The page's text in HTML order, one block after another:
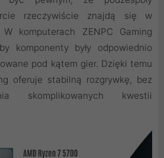
rzeczywiście znajdą się w
komputerach ZENPC Gaming
komponenty były odpowiednio
pod kątem gier. Dzięki temu
oferuje stabilną rozgrywkę, bez
skomplikowanych kwestii